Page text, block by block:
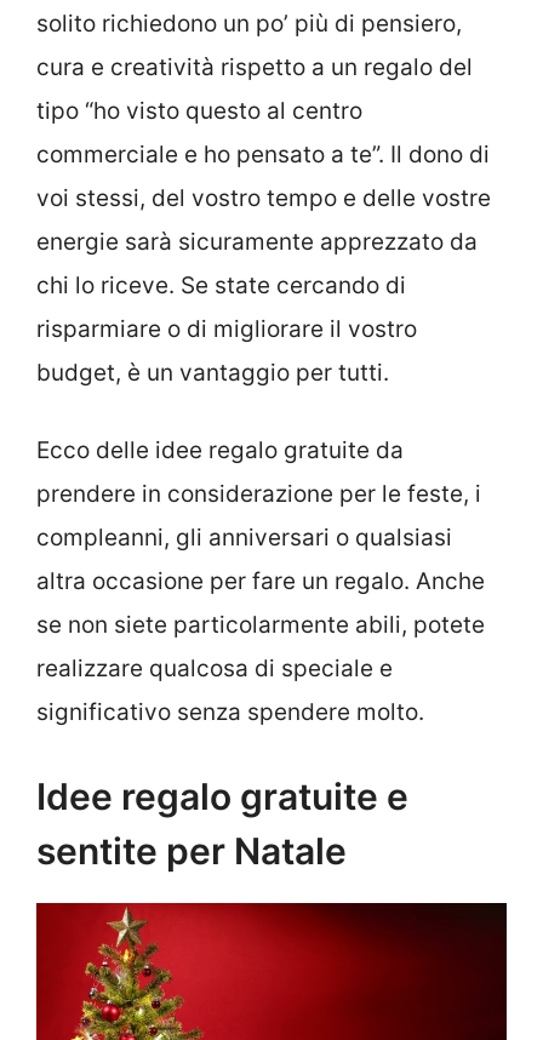
solito richiedono un po’ più di pensiero,
cura e creatività rispetto a un regalo del
tipo “ho visto questo al centro
commerciale e ho pensato a te”. Il dono di
voi stessi, del vostro tempo e delle vostre
energie sarà sicuramente apprezzato da
chi lo riceve. Se state cercando di
risparmiare o di migliorare il vostro
budget, è un vantaggio per tutti.
Ecco delle idee regalo gratuite da
prendere in considerazione per le feste, i
compleanni, gli anniversari o qualsiasi
altra occasione per fare un regalo. Anche
se non siete particolarmente abili, potete
realizzare qualcosa di speciale e
significativo senza spendere molto.
Idee regalo gratuite e
sentite per Natale